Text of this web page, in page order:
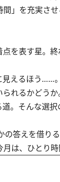
」を充実さ
を表す星。
えるほう……
れるかどうか
。そんな選
答えを借り
は、ひとり時